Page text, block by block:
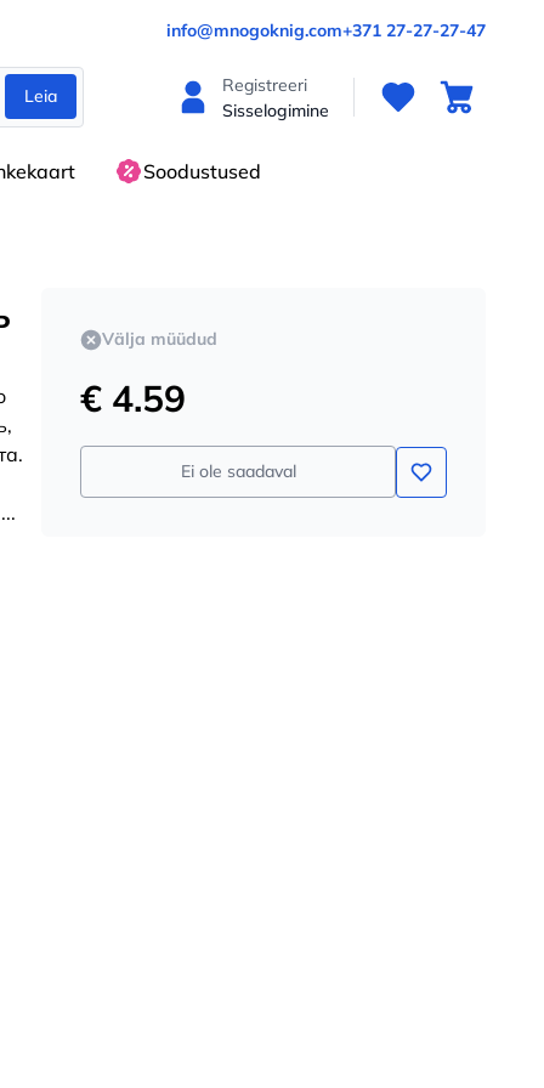
info@mnogoknig.com+371 27-27-27-47
Leia
Registreeri
Sisselogimine
Soodustused
...
Välja müüdud
€ 4.59
Ei ole saadaval